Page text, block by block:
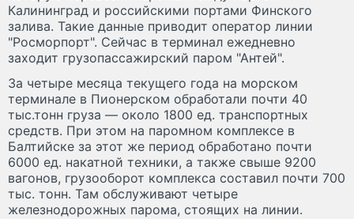
Калининград и российскими портами Финского
залива. Такие данные приводит оператор линии
"Росморпорт". Сейчас в терминал ежедневно
заходит грузопассажирский паром "Антей".
За четыре месяца текущего года на морском
терминале в Пионерском обработали почти 40
тыс.тонн груза — около 1800 ед. транспортных
средств. При этом на паромном комплексе в
Балтийске за этот же период обработано почти
6000 ед. накатной техники, а также свыше 9200
вагонов, грузооборот комплекса составил почти 700
тыс. тонн. Там обслуживают четыре
железнодорожных парома, стоящих на линии.